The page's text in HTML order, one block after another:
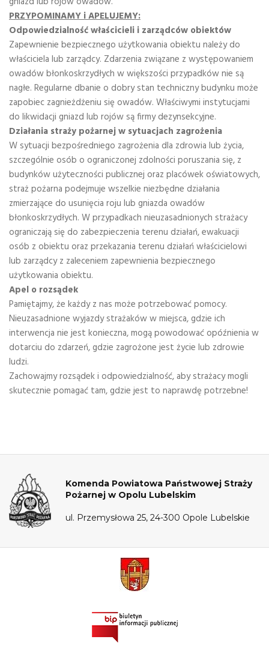
PRZYPOMINAMY i APELUJEMY:
Odpowiedzialność właścicieli i zarządców obiektów
Zapewnienie bezpiecznego użytkowania obiektu należy do
właściciela lub zarządcy. Zdarzenia związane z występowaniem
owadów błonkoskrzydłych w większości przypadków nie są
nagłe. Regularne dbanie o dobry stan techniczny budynku może
zapobiec zagnieżdżeniu się owadów. Właściwymi instytucjami
do likwidacji gniazd lub rojów są firmy dezynsekcyjne.
Działania straży pożarnej w sytuacjach zagrożenia
W sytuacji bezpośredniego zagrożenia dla zdrowia lub życia,
szczególnie osób o ograniczonej zdolności poruszania się, z
budynków użyteczności publicznej oraz placówek oświatowych,
straż pożarna podejmuje wszelkie niezbędne działania
zmierzające do usunięcia roju lub gniazda owadów
błonkoskrzydłych. W przypadkach nieuzasadnionych strażacy
ograniczają się do zabezpieczenia terenu działań, ewakuacji
osób z obiektu oraz przekazania terenu działań właścicielowi
lub zarządcy z zaleceniem zapewnienia bezpiecznego
użytkowania obiektu.
Apel o rozsądek
Pamiętajmy, że każdy z nas może potrzebować pomocy.
Nieuzasadnione wyjazdy strażaków w miejsca, gdzie ich
interwencja nie jest konieczna, mogą powodować opóźnienia w
dotarciu do zdarzeń, gdzie zagrożone jest życie lub zdrowie
ludzi.
Zachowajmy rozsądek i odpowiedzialność, aby strażacy mogli
skutecznie pomagać tam, gdzie jest to naprawdę potrzebne!
Komenda Powiatowa Państwowej Straży
Pożarnej w Opolu Lubelskim
ul. Przemysłowa 25, 24-300 Opole Lubelskie